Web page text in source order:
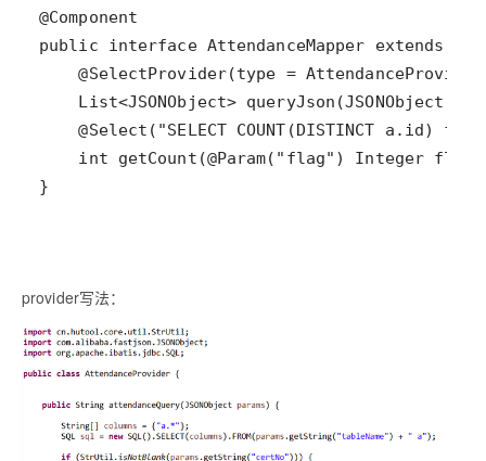
}
provider写法：